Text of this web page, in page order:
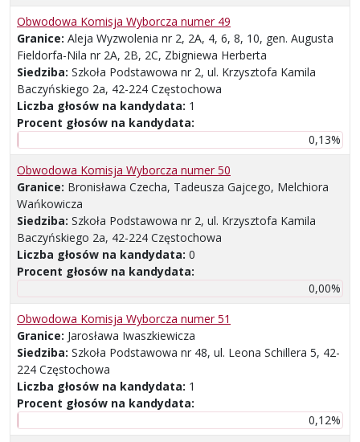
Obwodowa Komisja Wyborcza numer 49
Granice: Aleja Wyzwolenia nr 2, 2A, 4, 6, 8, 10, gen. Augusta
Fieldorfa-Nila nr 2A, 2B, 2C, Zbigniewa Herberta
Siedziba: Szkoła Podstawowa nr 2, ul. Krzysztofa Kamila
Baczyńskiego 2a, 42-224 Częstochowa
Liczba głosów na kandydata: 1
Procent głosów na kandydata:
0,13%
Obwodowa Komisja Wyborcza numer 50
Granice: Bronisława Czecha, Tadeusza Gajcego, Melchiora
Wańkowicza
Siedziba: Szkoła Podstawowa nr 2, ul. Krzysztofa Kamila
Baczyńskiego 2a, 42-224 Częstochowa
Liczba głosów na kandydata: 0
Procent głosów na kandydata:
0,00%
Obwodowa Komisja Wyborcza numer 51
Granice: Jarosława Iwaszkiewicza
Siedziba: Szkoła Podstawowa nr 48, ul. Leona Schillera 5, 42-
224 Częstochowa
Liczba głosów na kandydata: 1
Procent głosów na kandydata:
0,12%